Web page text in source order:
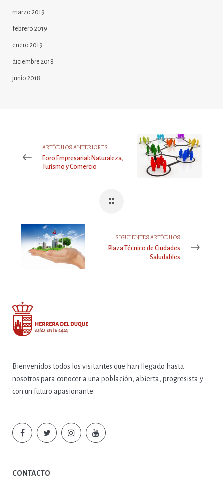
marzo 2019
febrero 2019
enero 2019
diciembre 2018
junio 2018
ARTÍCULOS ANTERIORES
Foro Empresarial: Naturaleza,
Turismo y Comercio
SIGUIENTES ARTÍCULOS
Plaza Técnico de Ciudades
Saludables
Bienvenidos todos los visitantes que han llegado hasta
nosotros para conocer a una población, abierta, progresista y
con un futuro apasionante.
CONTACTO